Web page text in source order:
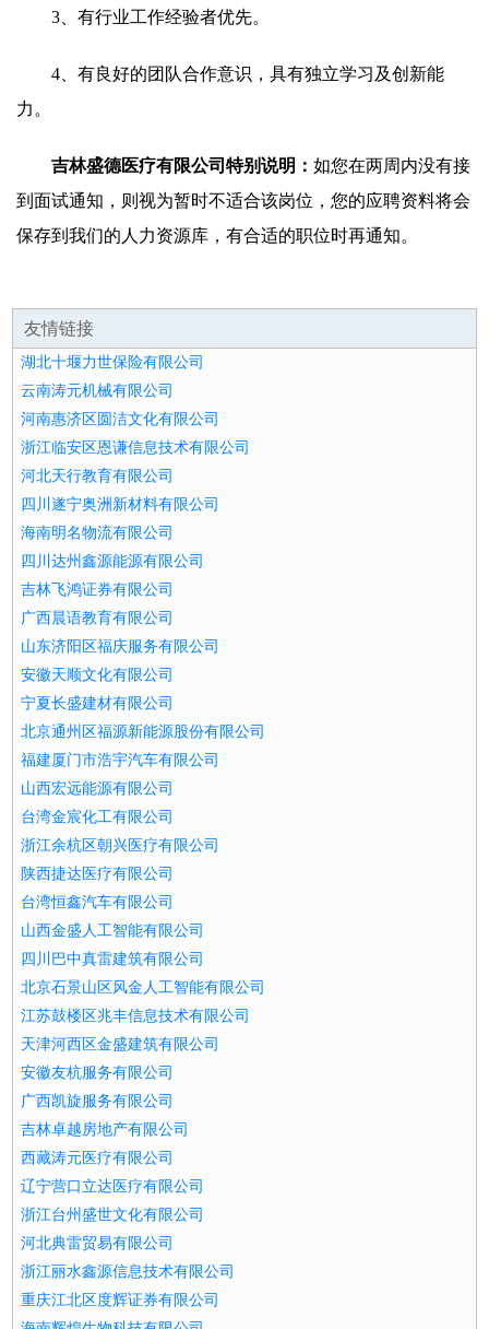
3、有行业工作经验者优先。
4、有良好的团队合作意识，具有独立学习及创新能
力。
吉林盛德医疗有限公司特别说明： 如您在两周内没有接
到面试通知，则视为暂时不适合该岗位，您的应聘资料将会
保存到我们的人力资源库，有合适的职位时再通知。
友情链接
湖北十堰力世保险有限公司
云南涛元机械有限公司
河南惠济区圆洁文化有限公司
浙江临安区恩谦信息技术有限公司
河北天行教育有限公司
四川遂宁奥洲新材料有限公司
海南明名物流有限公司
四川达州鑫源能源有限公司
吉林飞鸿证券有限公司
广西晨语教育有限公司
山东济阳区福庆服务有限公司
安徽天顺文化有限公司
宁夏长盛建材有限公司
北京通州区福源新能源股份有限公司
福建厦门市浩宇汽车有限公司
山西宏远能源有限公司
台湾金宸化工有限公司
浙江余杭区朝兴医疗有限公司
陕西捷达医疗有限公司
台湾恒鑫汽车有限公司
山西金盛人工智能有限公司
四川巴中真雷建筑有限公司
北京石景山区风金人工智能有限公司
江苏鼓楼区兆丰信息技术有限公司
天津河西区金盛建筑有限公司
安徽友杭服务有限公司
广西凯旋服务有限公司
吉林卓越房地产有限公司
西藏涛元医疗有限公司
辽宁营口立达医疗有限公司
浙江台州盛世文化有限公司
河北典雷贸易有限公司
浙江丽水鑫源信息技术有限公司
重庆江北区度辉证券有限公司